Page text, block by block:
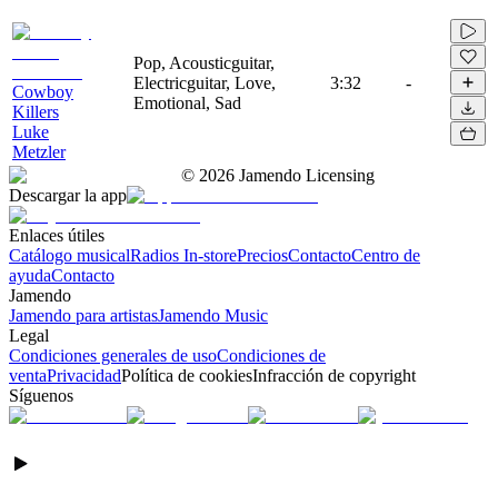
Cowboy
Killers
Luke
Metzler
Pop, Acousticguitar,
Electricguitar, Love,
Emotional, Sad
3:32 -
© 2026 Jamendo Licensing
Descargar la app
Enlaces útiles
Catálogo musicalRadios In-storePreciosContactoCentro de
ayudaContacto
Jamendo
Jamendo para artistasJamendo Music
Legal
Condiciones generales de usoCondiciones de
ventaPrivacidadPolítica de cookiesInfracción de copyright
Síguenos